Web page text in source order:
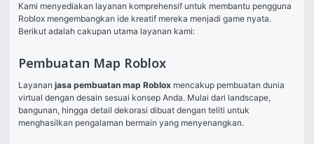
Kami menyediakan layanan komprehensif untuk membantu pengguna
Roblox mengembangkan ide kreatif mereka menjadi game nyata.
Berikut adalah cakupan utama layanan kami:
Pembuatan Map Roblox
Layanan jasa pembuatan map Roblox mencakup pembuatan dunia
virtual dengan desain sesuai konsep Anda. Mulai dari landscape,
bangunan, hingga detail dekorasi dibuat dengan teliti untuk
menghasilkan pengalaman bermain yang menyenangkan.